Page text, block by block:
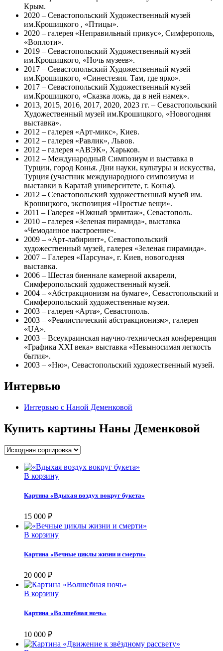
Крым.
2020 – Севастопольский Художественный музей
им.Крошицкого , «Птицы».
2020 – галерея «Неправильный прикус», Симферополь,
«Воплоти».
2019 – Севастопольский Художественный музей
им.Крошицкого, «Ночь музеев».
2017 – Севастопольский Художественный музей
им.Крошицкого, «Синестезия. Там, где ярко».
2017 – Севастопольский Художественный музей
им.Крошицкого, «Сказка ложь, да в ней намек».
2013, 2015, 2016, 2017, 2020, 2023 гг. – Севастопольский
Художественный музей им.Крошицкого, «Новогодняя
выставка».
2012 – галерея «Арт-микс», Киев.
2012 – галерея «Равлик», Львов.
2012 – галерея «АВЭК», Харьков.
2012 – Международный Симпозиум и выставка в
Турции, город Конья. Дни науки, культуры и искусства,
Турция (участник международного симпозиума и
выставки в Каратай университете, г. Конья).
2012 – Севастопольский художественный музей им.
Крошицкого, экспозиция «Простые вещи».
2011 – Галерея «Южный эрмитаж», Севастополь.
2010 – галерея «Зеленая пирамида», выставка
«Чемоданное настроение».
2009 – «Арт-лабиринт», Севастопольский
художественный музей, галерея «Зеленая пирамида».
2007 – Галерея «Парсуна», г. Киев, новогодняя
выставка.
2006 – Шестая биеннале камерной акварели,
Симферопольский художественный музей.
2004 – «Абстракционизм на бумаге», Севастопольский и
Симферопольский художественные музеи.
2003 – галерея «Арта», Севастополь.
2003 – «Реалистический абстракционизм», галерея
«UA».
2003 – Всеукраинская научно-техническая конференция
«Графика XXI века» выставка «Невыносимая легкость
бытия».
2003 – «Ню», Севастопольский художественный музей.
Интервью
Интервью с Наной Деменковой
Купить картины Наны Деменковой
В корзину
Картина «Вдыхая воздух вокруг букета»
15 000 ₽
В корзину
Картина «Вечные циклы жизни и смерти»
20 000 ₽
В корзину
Картина «Волшебная ночь»
10 000 ₽